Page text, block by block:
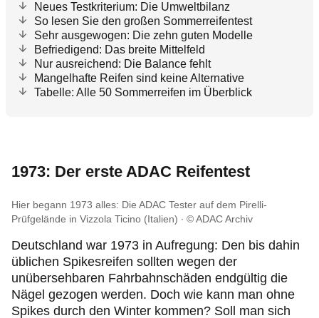
Neues Testkriterium: Die Umweltbilanz
So lesen Sie den großen Sommerreifentest
Sehr ausgewogen: Die zehn guten Modelle
Befriedigend: Das breite Mittelfeld
Nur ausreichend: Die Balance fehlt
Mangelhafte Reifen sind keine Alternative
Tabelle: Alle 50 Sommerreifen im Überblick
1973: Der erste ADAC Reifentest
Hier begann 1973 alles: Die ADAC Tester auf dem Pirelli-
Prüfgelände in Vizzola Ticino (Italien)
© ADAC Archiv
Deutschland war 1973 in Aufregung: Den bis dahin
üblichen Spikesreifen sollten wegen der
unübersehbaren Fahrbahnschäden endgültig die
Nägel gezogen werden. Doch wie kann man ohne
Spikes durch den Winter kommen? Soll man sich